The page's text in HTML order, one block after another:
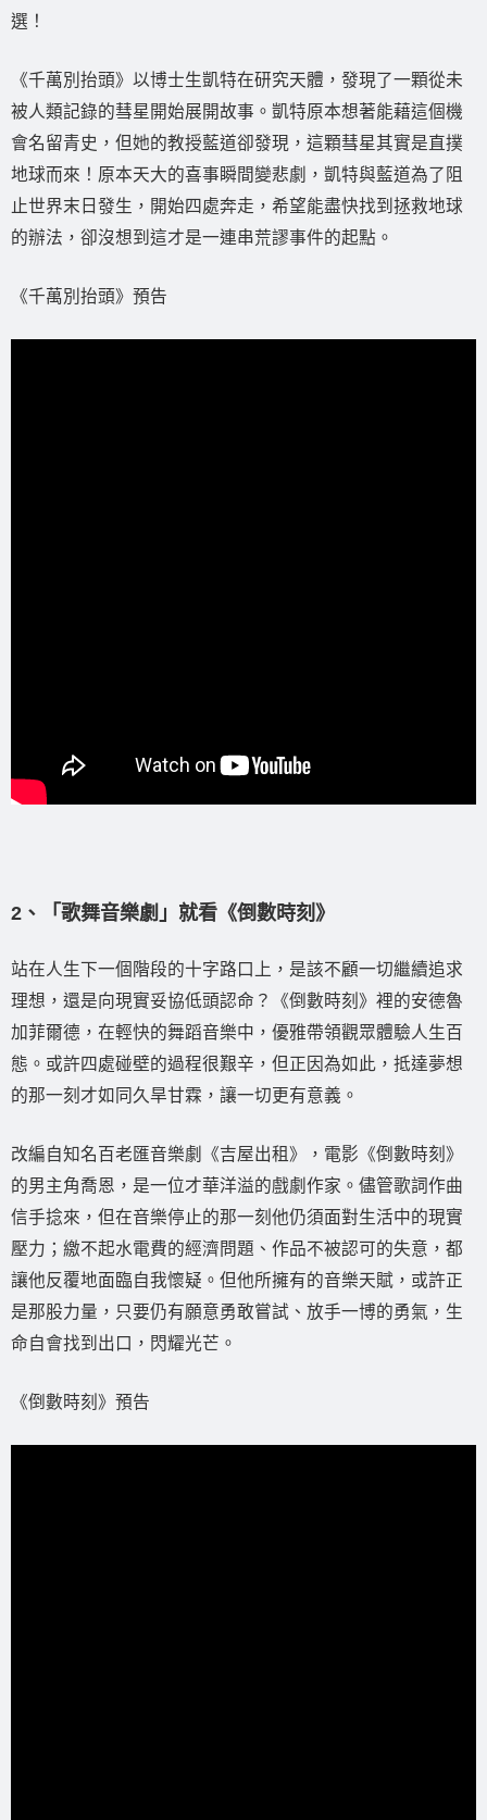
選！
《千萬別抬頭》以博士生凱特在研究天體，發現了一顆從未
被人類記錄的彗星開始展開故事。凱特原本想著能藉這個機
會名留青史，但她的教授藍道卻發現，這顆彗星其實是直撲
地球而來！原本天大的喜事瞬間變悲劇，凱特與藍道為了阻
止世界末日發生，開始四處奔走，希望能盡快找到拯救地球
的辦法，卻沒想到這才是一連串荒謬事件的起點。
《千萬別抬頭》預告
2、「歌舞音樂劇」就看《倒數時刻》
站在人生下一個階段的十字路口上，是該不顧一切繼續追求
理想，還是向現實妥協低頭認命？《倒數時刻》裡的安德魯
加菲爾德，在輕快的舞蹈音樂中，優雅帶領觀眾體驗人生百
態。或許四處碰壁的過程很艱辛，但正因為如此，抵達夢想
的那一刻才如同久旱甘霖，讓一切更有意義。
改編自知名百老匯音樂劇《吉屋出租》，電影《倒數時刻》
的男主角喬恩，是一位才華洋溢的戲劇作家。儘管歌詞作曲
信手捻來，但在音樂停止的那一刻他仍須面對生活中的現實
壓力；繳不起水電費的經濟問題、作品不被認可的失意，都
讓他反覆地面臨自我懷疑。但他所擁有的音樂天賦，或許正
是那股力量，只要仍有願意勇敢嘗試、放手一博的勇氣，生
命自會找到出口，閃耀光芒。
《倒數時刻》預告